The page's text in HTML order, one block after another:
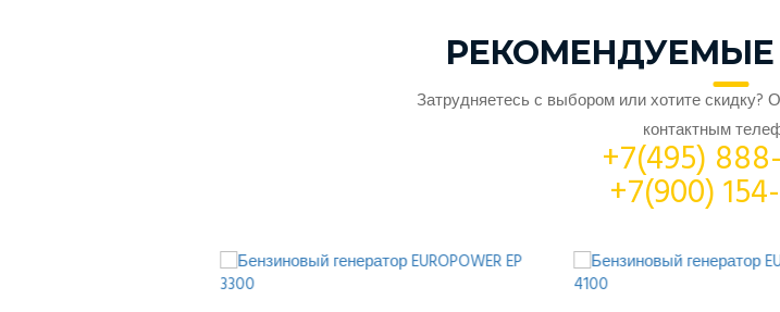
РЕКОМЕНДУЕМЫЕ
Затрудняетесь с выбором или хотите
контактным
+7(495)
+7(900)